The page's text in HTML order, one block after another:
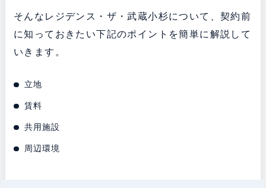
そんなレジデンス・ザ・武蔵小杉について、契約前
に知っておきたい下記のポイントを簡単に解説して
いきます。
立地
賃料
共用施設
周辺環境